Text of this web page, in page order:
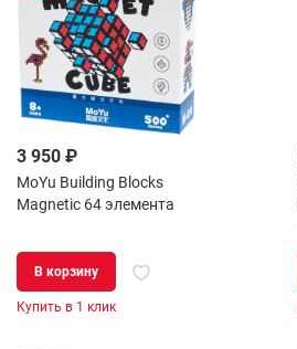
3 950 ₽
MoYu Building Blocks
Magnetic 64 элемента
В корзину
Купить в 1 клик